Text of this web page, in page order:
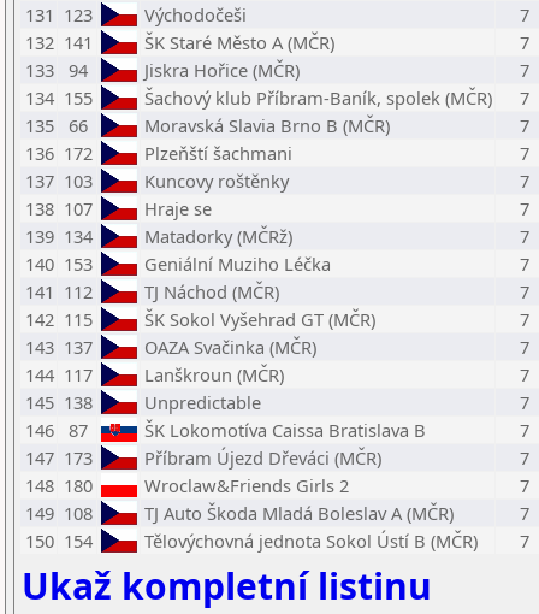
131 123 Východočeši
7
132 141 ŠK Staré Město A (MČR)
7
133
94 Jiskra Hořice (MČR)
7
134 155 Šachový klub Příbram-Baník, spolek (MČR)
7
135
66 Moravská Slavia Brno B (MČR)
7
136 172 Plzeňští šachmani
7
137 103 Kuncovy roštěnky
7
138 107 Hraje se
7
139 134 Matadorky (MČRž)
7
140 153 Geniální Muziho Léčka
7
141 112 TJ Náchod (MČR)
7
142 115 ŠK Sokol Vyšehrad GT (MČR)
7
143 137 OAZA Svačinka (MČR)
7
144 117 Lanškroun (MČR)
7
145 138 Unpredictable
7
146
87 ŠK Lokomotíva Caissa Bratislava B
7
147 173 Příbram Újezd Dřeváci (MČR)
7
148 180 Wroclaw&Friends Girls 2
7
149 108 TJ Auto Škoda Mladá Boleslav A (MČR)
7
150 154 Tělovýchovná jednota Sokol Ústí B (MČR) 7
Ukaž kompletní listinu